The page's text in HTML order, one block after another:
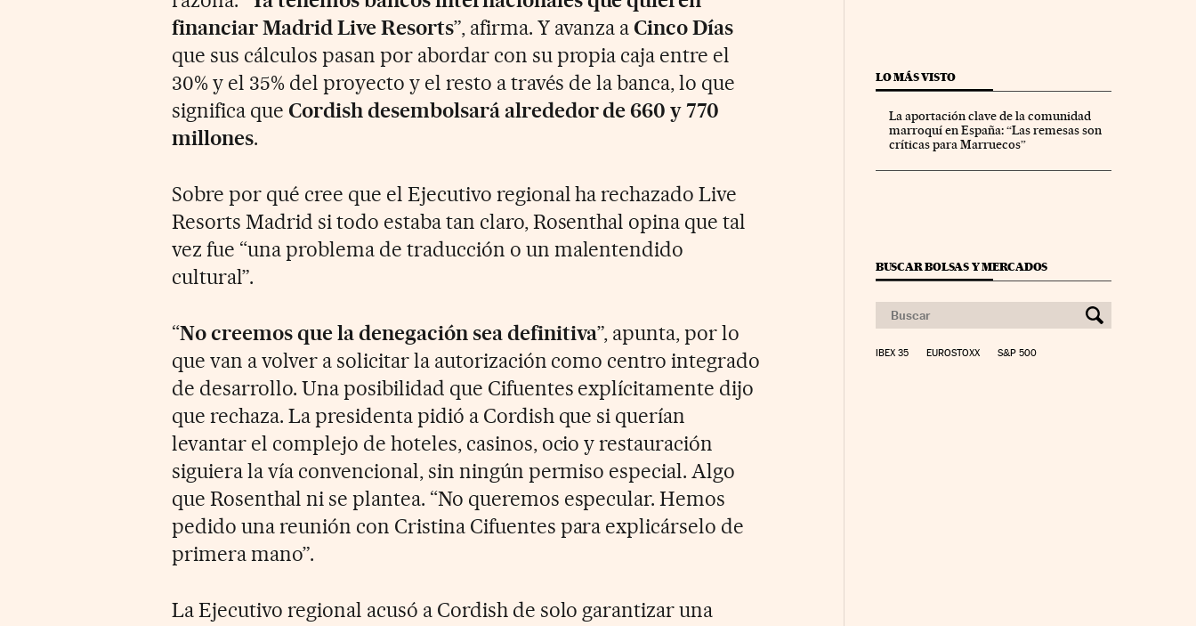
financiar Madrid Live Resorts”, afirma. Y avanza a Cinco Días
que sus cálculos pasan por abordar con su propia caja entre el
30% y el 35% del proyecto y el resto a través de la banca, lo que
significa que Cordish desembolsará alrededor de 660 y 770
millones.
Sobre por qué cree que el Ejecutivo regional ha rechazado Live
Resorts Madrid si todo estaba tan claro, Rosenthal opina que tal
vez fue “una problema de traducción o un malentendido
cultural”.
“No creemos que la denegación sea definitiva”, apunta, por lo
que van a volver a solicitar la autorización como centro integrado
de desarrollo. Una posibilidad que Cifuentes explícitamente dijo
que rechaza. La presidenta pidió a Cordish que si querían
levantar el complejo de hoteles, casinos, ocio y restauración
siguiera la vía convencional, sin ningún permiso especial. Algo
que Rosenthal ni se plantea. “No queremos especular. Hemos
pedido una reunión con Cristina Cifuentes para explicárselo de
primera mano”.
La Ejecutivo regional acusó a Cordish de solo garantizar una
LO MÁS VISTO
La aportación clave de la comunidad
marroquí en España: “Las remesas son
críticas para Marruecos”
BUSCAR BOLSAS Y MERCADOS
IBEX 35 EUROSTOXX S&P 500